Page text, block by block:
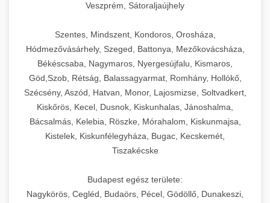
Veszprém, Sátoraljaújhely
Szentes, Mindszent, Kondoros, Orosháza,
Hódmezővásárhely, Szeged, Battonya, Mezőkovácsháza,
Békéscsaba, Nagymaros, Nyergesújfalu, Kismaros,
Göd,Szob, Rétság, Balassagyarmat, Romhány, Hollókő,
Szécsény, Aszód, Hatvan, Monor, Lajosmizse, Soltvadkert,
Kiskőrös, Kecel, Dusnok, Kiskunhalas, Jánoshalma,
Bácsalmás, Kelebia, Röszke, Mórahalom, Kiskunmajsa,
Kistelek, Kiskunfélegyháza, Bugac, Kecskemét,
Tiszakécske
Budapest egész területe:
Nagykörös, Cegléd, Budaörs, Pécel, Gödöllő, Dunakeszi,